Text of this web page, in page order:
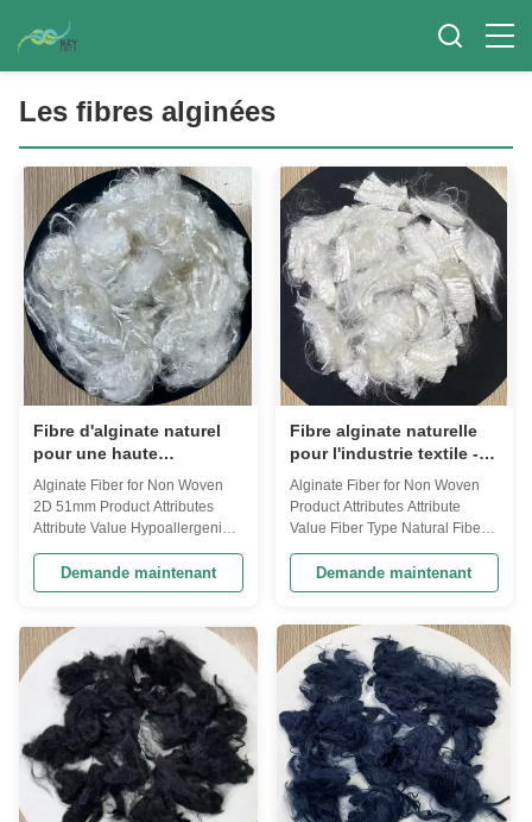
Les fibres alginées
Fibre d'alginate naturel
pour une haute
absorption non tissée
Alginate Fiber for Non Woven
2D 51mm Product Attributes
Attribute Value Hypoallergenic
Strength Strong Absorbency
High Breathability High
Properties Yes Moisture Content
Less Than 15% Product
Description Our innovative
Alginate Fiber is ...
Demande maintenant
Fibre alginate naturelle
pour l'industrie textile -
antimicrobienne et
écologique
Alginate Fiber for Non Woven
Product Attributes Attribute
Value Fiber Type Natural Fiber
Yes Eco-Friendly Yes Texture
Soft Origin Seaweed Application
High Product Description Our
Alginate Fiber is a revolutionary
textile made from ...
Demande maintenant